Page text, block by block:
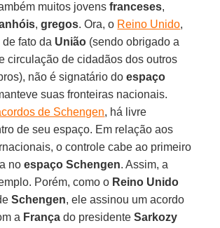
muitos jovensfranceses,
,gregos. Ora, o Reino Unido,
fato da União (sendo obrigado a
circulação de cidadãos dos outros
não é signatário doespaço
suas fronteiras nacionais.
de Schengen, há livre
de seu espaço. Em relação aos
o controle cabe ao primeiro
noespaço Schengen. Assim, a
Porém, como o Reino Unido
Schengen, ele assinou um acordo
a França do presidenteSarkozy